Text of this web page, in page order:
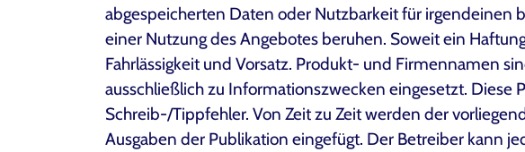
abgespeicherten Daten oder Nutzbarkeit für irgendeinen
einer Nutzung des Angebotes beruhen. Soweit ein
Fahrlässigkeit und Vorsatz. Produkt- und Firmennamen
ausschließlich zu Informationszwecken eingesetzt.
Schreib-/Tippfehler. Von Zeit zu Zeit werden der
Ausgaben der Publikation eingefügt. Der Betreiber kann